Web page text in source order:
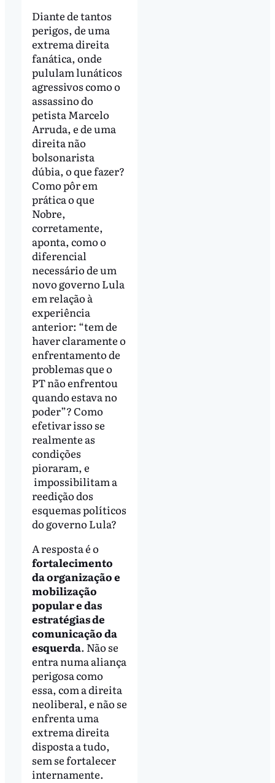
Diante de tantos
perigos, de uma
extrema direita
fanática, onde
pululam lunáticos
agressivos como o
assassino do
petista Marcelo
Arruda, e de uma
direita não
bolsonarista
dúbia, o que fazer?
Como pôr em
prática o que
Nobre,
corretamente,
aponta, como o
diferencial
necessário de um
novo governo Lula
em relação à
experiência
anterior: “tem de
haver claramente o
enfrentamento de
problemas que o
PT não enfrentou
quando estava no
poder”? Como
efetivar isso se
realmente as
condições
pioraram, e
impossibilitam a
reedição dos
esquemas políticos
do governo Lula?
A resposta é o
fortalecimento
da organização e
mobilização
popular e das
estratégias de
comunicação da
esquerda. Não se
entra numa aliança
perigosa como
essa, com a direita
neoliberal, e não se
enfrenta uma
extrema direita
disposta a tudo,
sem se fortalecer
internamente.